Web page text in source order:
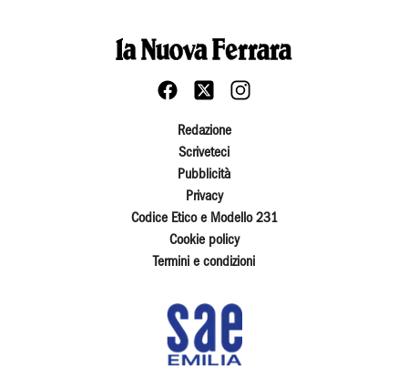
Redazione
Scriveteci
Pubblicità
Privacy
Codice Etico e Modello 231
Cookie policy
Termini e condizioni